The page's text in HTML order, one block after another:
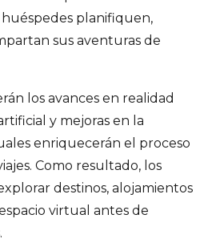
planifiquen,
sus aventuras de
los avances en realidad
y mejoras en la
enriquecerán el proceso
Como resultado, los
destinos, alojamientos
virtual antes de